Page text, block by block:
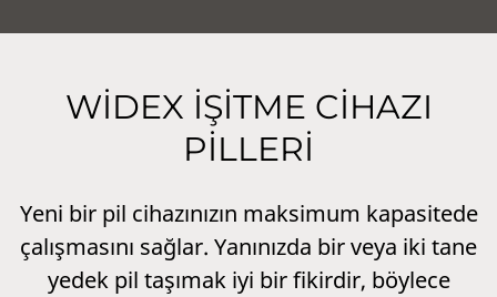
WİDEX İŞİTME CİHAZI
PİLLERİ
Yeni bir pil cihazınızın maksimum kapasitede
çalışmasını sağlar. Yanınızda bir veya iki tane
yedek pil taşımak iyi bir fikirdir, böylece